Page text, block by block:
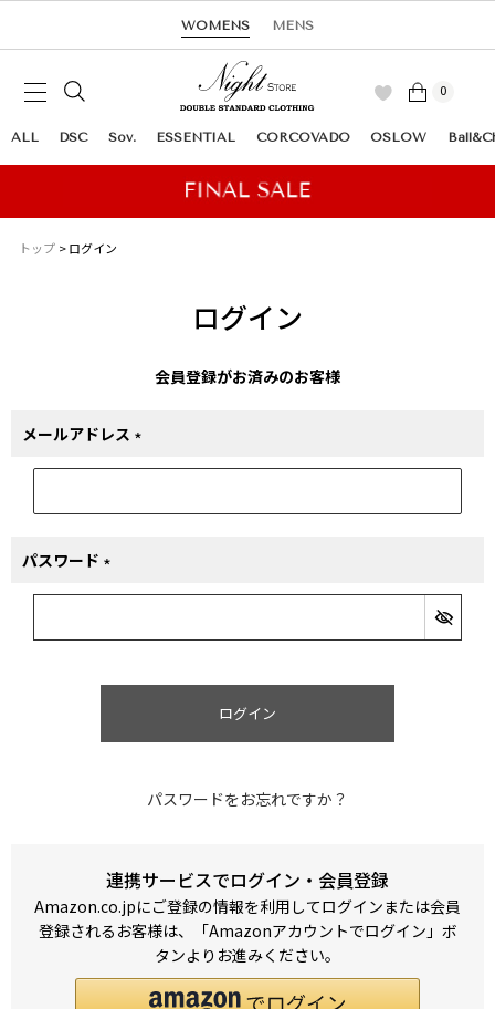
WOMENS MENS
0
ALL DSC Sov. ESSENTIAL CORCOVADO OSLOW
トップ ログイン
ログイン
会員登録がお済みのお客様
メールアドレス
(必
パスワード
(必
ログイン
パスワードをお忘れですか？
連携サービスでログイン・会員登録
Amazon.co.jpにご登録の情報を利用してログインまたは会員
登録されるお客様は、「Amazonアカウントでログイン」ボ
タンよりお進みください。